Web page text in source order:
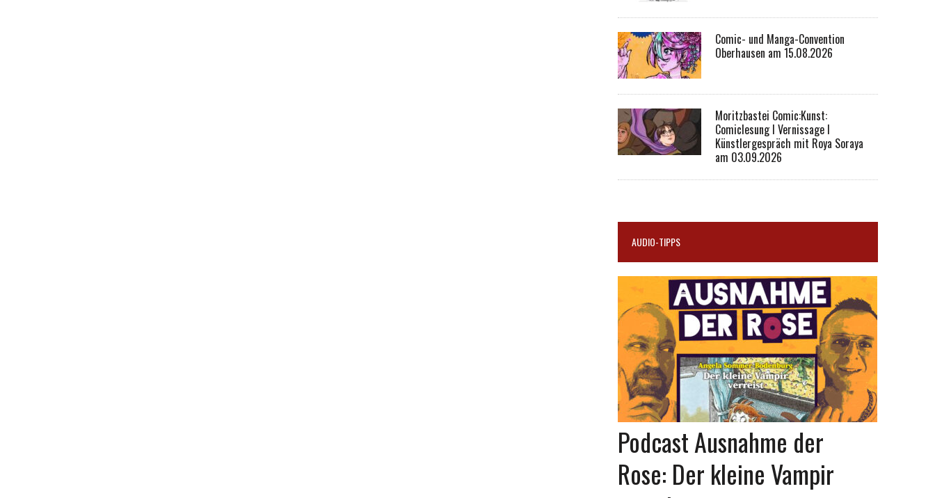
Comic- und Manga-Convention
Oberhausen am 15.08.2026
Moritzbastei Comic:Kunst:
Comiclesung I Vernissage I
Künstlergespräch mit Roya Soraya
am 03.09.2026
AUDIO-TIPPS
Podcast Ausnahme der
Rose: Der kleine Vampir